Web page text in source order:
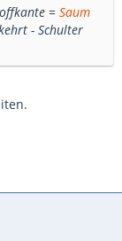
= Saum
- Schulter